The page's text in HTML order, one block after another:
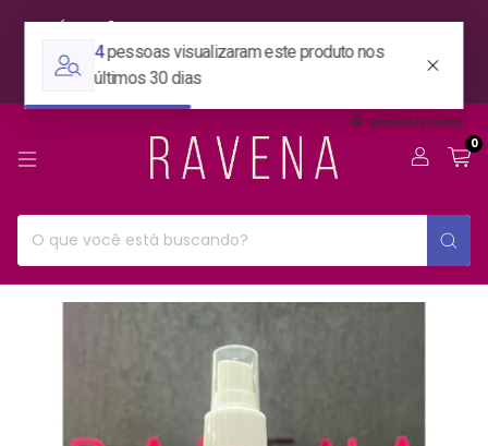
ESTÁ EM SÃO PAULO? TEMOS ENVIO EXPRESS! SELECIONE A
OPÇÃO: RETIRAR NA LOJA E ALINHE O ENVIO ATRAVÉS DO
0